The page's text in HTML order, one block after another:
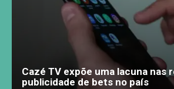
Cazé TV expõe uma lacuna nas
publicidade de bets no país